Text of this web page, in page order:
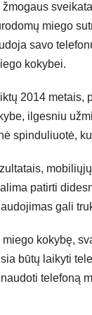
žmogaus
miego
savo
kokybei.
2014 metais,
ilgesniu
spinduliuotė,
patirti
gali
kokybę,
būtų laikyti
telefoną